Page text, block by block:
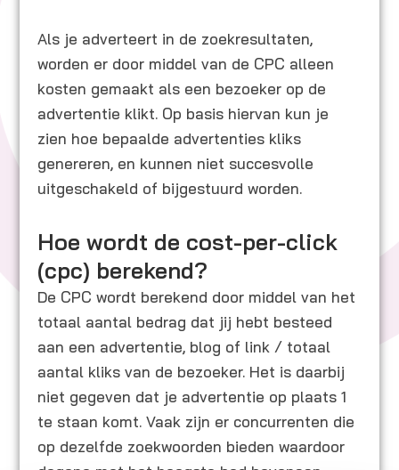
Als je adverteert in de zoekresultaten,
worden er door middel van de CPC alleen
kosten gemaakt als een bezoeker op de
advertentie klikt. Op basis hiervan kun je
zien hoe bepaalde advertenties kliks
genereren, en kunnen niet succesvolle
uitgeschakeld of bijgestuurd worden.
Hoe wordt de cost-per-click
(cpc) berekend?
De CPC wordt berekend door middel van het
totaal aantal bedrag dat jij hebt besteed
aan een advertentie, blog of link / totaal
aantal kliks van de bezoeker. Het is daarbij
niet gegeven dat je advertentie op plaats 1
te staan komt. Vaak zijn er concurrenten die
op dezelfde zoekwoorden bieden waardoor